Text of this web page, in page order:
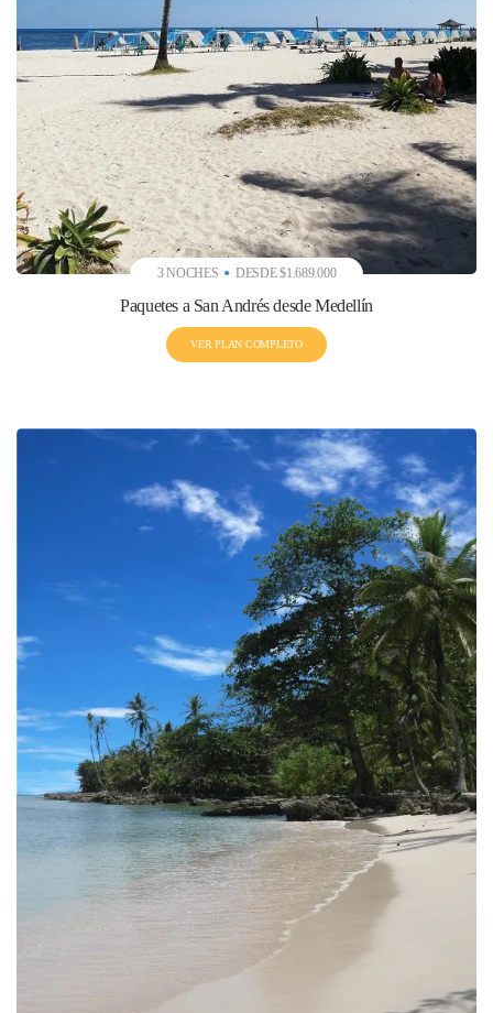
3 NOCHES DESDE $1.689.000
Paquetes a San Andrés desde Medellín
VER PLAN COMPLETO